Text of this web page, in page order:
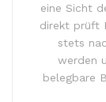
eine Sicht
direkt prüft
stets
werden
belegbare